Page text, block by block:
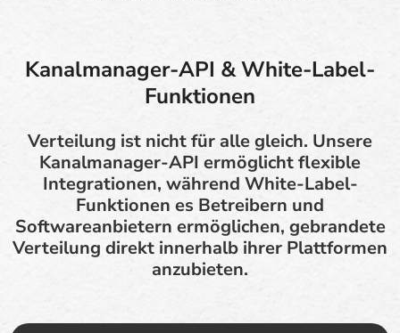
Kanalmanager-API & White-Label-
Funktionen
Verteilung ist nicht für alle gleich. Unsere
Kanalmanager-API ermöglicht flexible
Integrationen, während White-Label-
Funktionen es Betreibern und
Softwareanbietern ermöglichen, gebrandete
Verteilung direkt innerhalb ihrer Plattformen
anzubieten.